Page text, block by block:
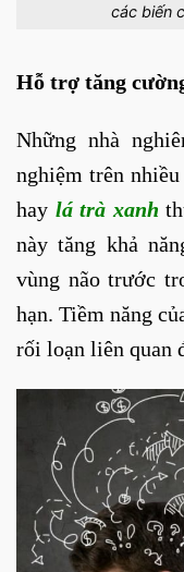
các biến
Hỗ trợ tăng
Những nhà
nghiệm trên
hay lá trà xanh
này tăng khả
vùng não trước
hạn. Tiềm năng
rối loạn liên quan